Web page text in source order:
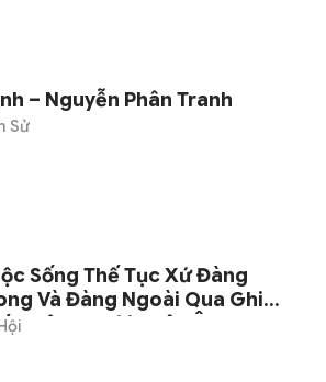
– Nguyễn Phân Tranh
Sử
Sống Thế Tục Xứ Đàng
Và Đàng Ngoài Qua Ghi
Của Người Châu Âu